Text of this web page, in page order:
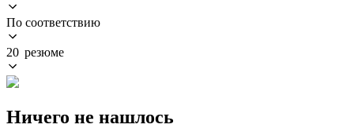
По соответствию
20 резюме
Ничего не нашлось